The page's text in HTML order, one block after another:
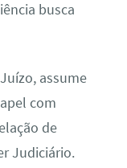
busca
assume
com
de
Judiciário.